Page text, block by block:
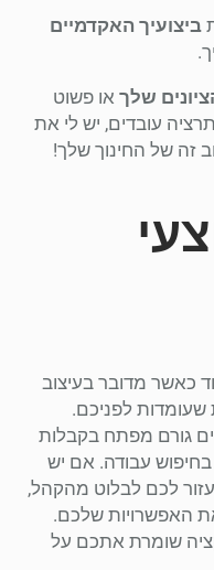
ביצועיך האקדמיים
שלך או פשוט
עובדים, יש לי את
זה של החינוך שלך!
כאשר מדובר בעיצוב
לפניכם.
גורם מפתח בקבלות
עבודה. אם יש
לכם לבלוט מהקהל,
האפשרויות שלכם.
שומרת אתכם על